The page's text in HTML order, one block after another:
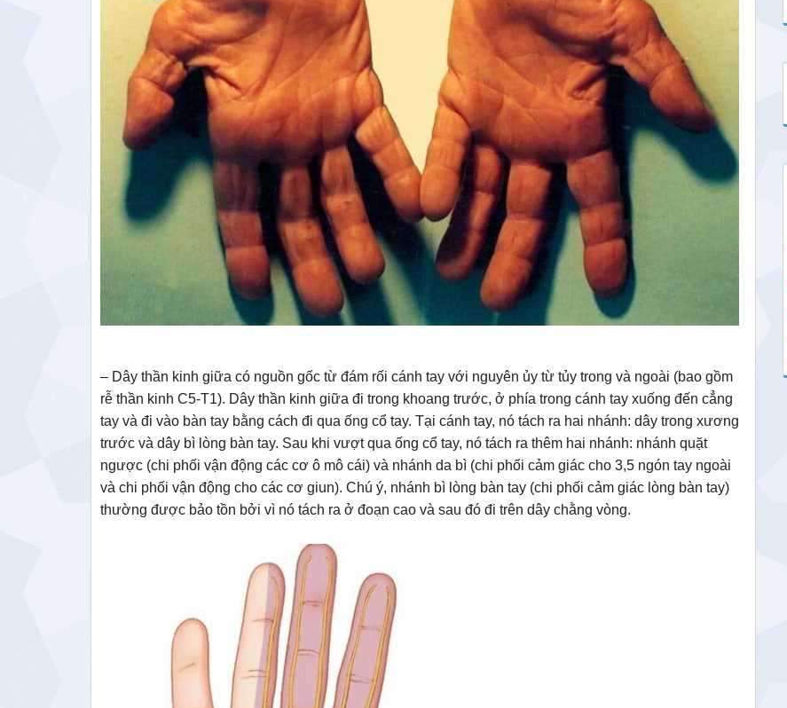
– Dây thần kinh giữa có nguồn gốc từ đám rối cánh tay với nguyên ủy từ tủy trong và ngoài (bao gồm
rễ thần kinh C5-T1). Dây thần kinh giữa đi trong khoang trước, ở phía trong cánh tay xuống đến cẳng
tay và đi vào bàn tay bằng cách đi qua ống cổ tay. Tại cánh tay, nó tách ra hai nhánh: dây trong xương
trước và dây bì lòng bàn tay. Sau khi vượt qua ống cổ tay, nó tách ra thêm hai nhánh: nhánh quặt
ngược (chi phối vận động các cơ ô mô cái) và nhánh da bì (chi phối cảm giác cho 3,5 ngón tay ngoài
và chi phối vận động cho các cơ giun). Chú ý, nhánh bì lòng bàn tay (chi phối cảm giác lòng bàn tay)
thường được bảo tồn bởi vì nó tách ra ở đoạn cao và sau đó đi trên dây chằng vòng.